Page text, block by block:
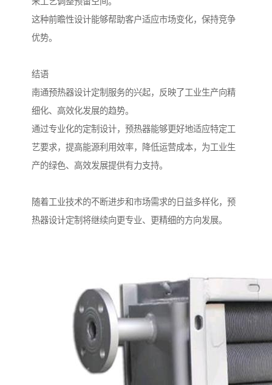
这种前瞻性设计能够帮助客户适应市场变化，保持竞争
优势。
结语
南通预热器设计定制服务的兴起，反映了工业生产向精
细化、高效化发展的趋势。
通过专业化的定制设计，预热器能够更好地适应特定工
艺要求，提高能源利用效率，降低运营成本，为工业生
产的绿色、高效发展提供有力支持。
随着工业技术的不断进步和市场需求的日益多样化，预
热器设计定制将继续向更专业、更精细的方向发展。